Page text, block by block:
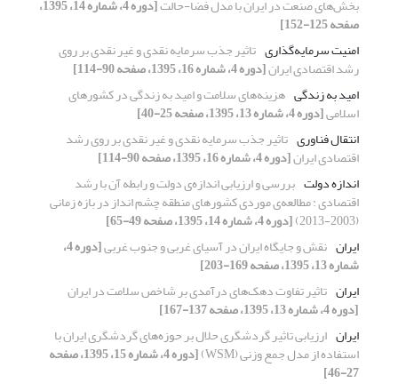
بخش‌های صنعت در ایران با مدل فضا-حالت [دوره 4، شماره 14، 1395،
صفحه 125-152]
امنیت سرمایه‌گذاری تاثیر جذب سرمایه نقدی و غیر نقدی بر روی
رشد اقتصادی ایران[دوره 4، شماره 16، 1395، صفحه 90-114]
امید به زندگی هزینه‌های سلامت و امید به زندگی در کشورهای
اسلامی[دوره 4، شماره 13، 1395، صفحه 25-40]
انتقال فناوری تاثیر جذب سرمایه نقدی و غیر نقدی بر روی رشد
اقتصادی ایران[دوره 4، شماره 16، 1395، صفحه 90-114]
اندازه دولت بررسی و ارزیابی اندازه‌ی دولت و رابطه آن با رشد
اقتصادی : مطالعه‌ی موردی کشورهای منطقه چشم انداز در بازه زمانی
(2003-2013)
[دوره 4، شماره 14، 1395، صفحه 49-65]
ایران نقش و جایگاه ایران در آسیای غربی و جنوب غربی [دوره 4،
شماره 13، 1395، صفحه 169-203]
ایران تاثیر تفاوت دهک‌های درآمدی بر شاخص سلامت در ایران
[دوره 4، شماره 13، 1395، صفحه 137-167]
ایران ارزیابی تاثیر گردشگری حلال بر حوزه‌های گردشگری ایران با
استفاده از مدل جمع وزنی (WSM) [دوره 4، شماره 15، 1395، صفحه
27-46]